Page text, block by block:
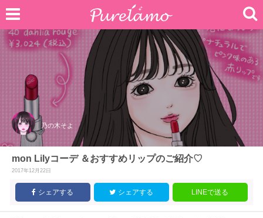
乃の木そよ
mon Lilyコーデ ＆おすすめリップのご紹介♡
2017年12月22日
シェアする シェアする LINEで送る